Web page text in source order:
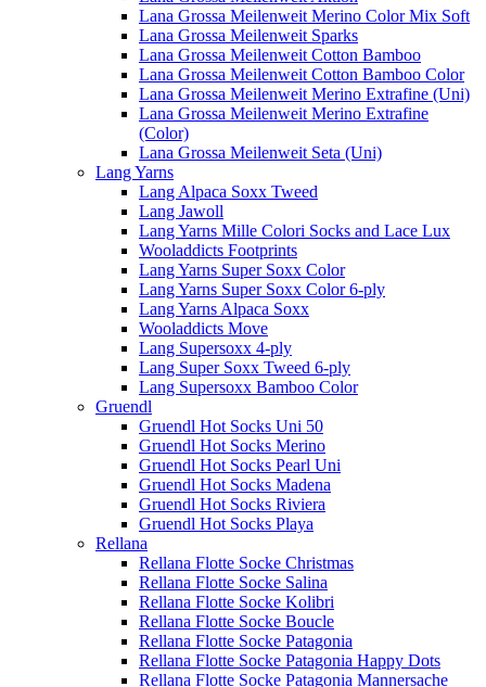
Lana Grossa Meilenweit Merino Color Mix Soft
Lana Grossa Meilenweit Sparks
Lana Grossa Meilenweit Cotton Bamboo
Lana Grossa Meilenweit Cotton Bamboo Color
Lana Grossa Meilenweit Merino Extrafine (Uni)
Lana Grossa Meilenweit Merino Extrafine
(Color)
Lana Grossa Meilenweit Seta (Uni)
Lang Yarns
Lang Alpaca Soxx Tweed
Lang Jawoll
Lang Yarns Mille Colori Socks and Lace Lux
Wooladdicts Footprints
Lang Yarns Super Soxx Color
Lang Yarns Super Soxx Color 6-ply
Lang Yarns Alpaca Soxx
Wooladdicts Move
Lang Supersoxx 4-ply
Lang Super Soxx Tweed 6-ply
Lang Supersoxx Bamboo Color
Gruendl
Gruendl Hot Socks Uni 50
Gruendl Hot Socks Merino
Gruendl Hot Socks Pearl Uni
Gruendl Hot Socks Madena
Gruendl Hot Socks Riviera
Gruendl Hot Socks Playa
Rellana
Rellana Flotte Socke Christmas
Rellana Flotte Socke Salina
Rellana Flotte Socke Kolibri
Rellana Flotte Socke Boucle
Rellana Flotte Socke Patagonia
Rellana Flotte Socke Patagonia Happy Dots
Rellana Flotte Socke Patagonia Mannersache